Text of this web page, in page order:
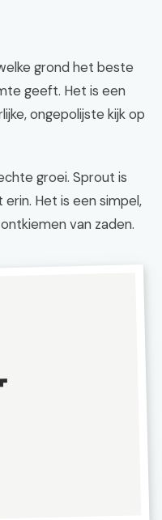
grond het beste
geeft. Het is een
ongepolijste kijk op
groei. Sprout is
Het is een simpel,
van zaden.